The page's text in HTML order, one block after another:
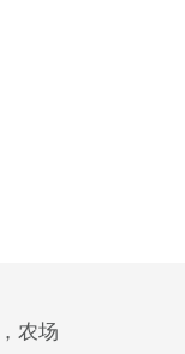
农场